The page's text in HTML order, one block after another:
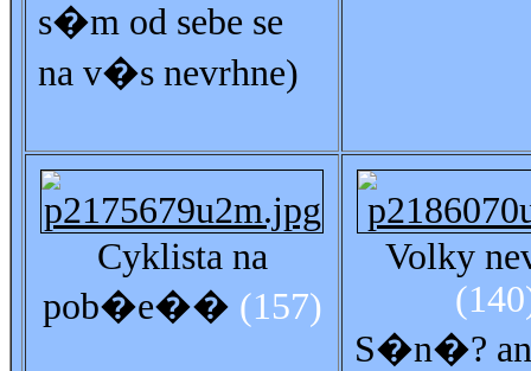
s�m od sebe se
na v�s nevrhne)
Cyklista na
pob�e�� (157)
Volky
S�n�?